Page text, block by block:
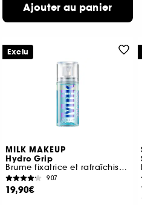
Ajouter au panier
MILK MAKEUP
Hydro Grip
Brume fixatrice et rafraîchissante Format Voyage
907
19,90€
Exclu